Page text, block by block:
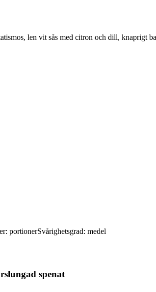
len vit sås med citron och dill, knaprigt
portionerSvårighetsgrad: medel
spenat